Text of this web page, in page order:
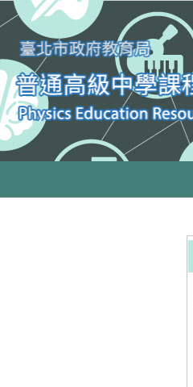
移至網頁之主要內容區位置